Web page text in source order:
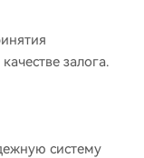
залога.
систему